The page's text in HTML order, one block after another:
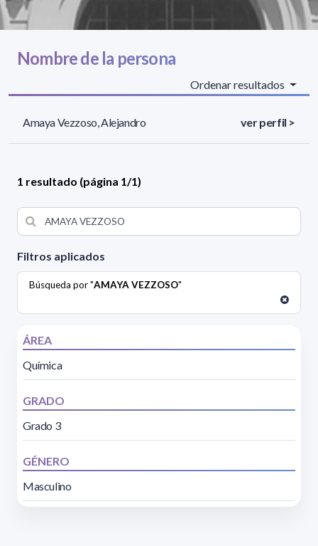
Filtros aplicados
Búsqueda por "AMAYA VEZZOSO"
ÁREA
Química
GRADO
Grado 3
GÉNERO
Masculino
Nombre de la persona
Ordenar resultados
Amaya Vezzoso, Alejandro ver perfil >
1 resultado (página 1/1)